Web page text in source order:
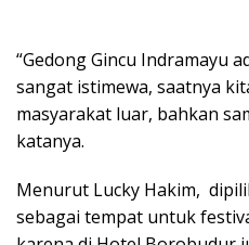
“Gedong Gincu Indramayu
sangat istimewa, saatnya
masyarakat luar, bahkan
katanya.
Menurut Lucky Hakim,
sebagai tempat untuk